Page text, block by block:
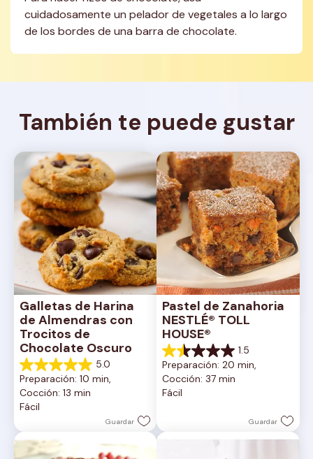
cuidadosamente un pelador de vegetales a lo largo
de los bordes de una barra de chocolate.
También te puede gustar
Galletas de Harina
de Almendras con
Trocitos de
Chocolate Oscuro
5.0
5.0
de
5
estrellas.
reseña
Preparación: 10 min,
Cocción: 13 min
Fácil
Guardar
Pastel de Zanahoria
NESTLÉ® TOLL
HOUSE®
1.5
1.5
de
5
estrellas.
Preparación: 20 min,
Cocción: 37 min
Fácil
Guardar